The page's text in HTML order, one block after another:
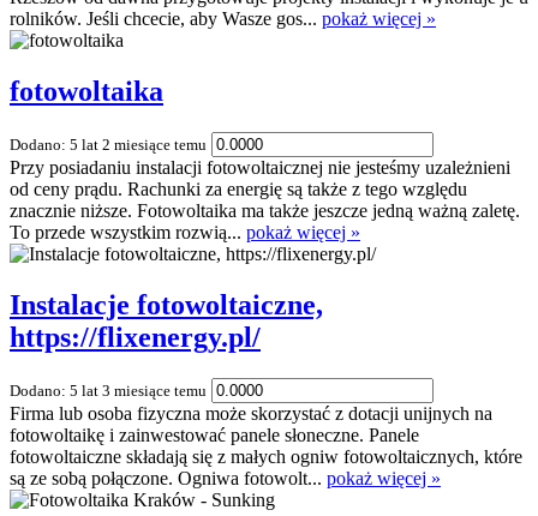
rolników. Jeśli chcecie, aby Wasze gos... pokaż więcej »
fotowoltaika
Dodano: 5 lat 2 miesiące temu
Przy posiadaniu instalacji fotowoltaicznej nie jesteśmy uzależnieni
od ceny prądu. Rachunki za energię są także z tego względu
znacznie niższe. Fotowoltaika ma także jeszcze jedną ważną zaletę.
To przede wszystkim rozwią... pokaż więcej »
Instalacje fotowoltaiczne,
https://flixenergy.pl/
Dodano: 5 lat 3 miesiące temu
Firma lub osoba fizyczna może skorzystać z dotacji unijnych na
fotowoltaikę i zainwestować panele słoneczne. Panele
fotowoltaiczne składają się z małych ogniw fotowoltaicznych, które
są ze sobą połączone. Ogniwa fotowolt... pokaż więcej »